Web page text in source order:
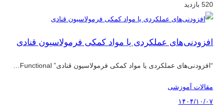
520 بازدید
افزودنی‌های عملکردی یا مواد کمکی فرمولاسیون قنادی
“افزودنی‌های عملکردی یا مواد کمکی فرمولاسیون قنادی” Functional…
مقالات آموزشی
۱۴۰۴/۱۰/۰۷